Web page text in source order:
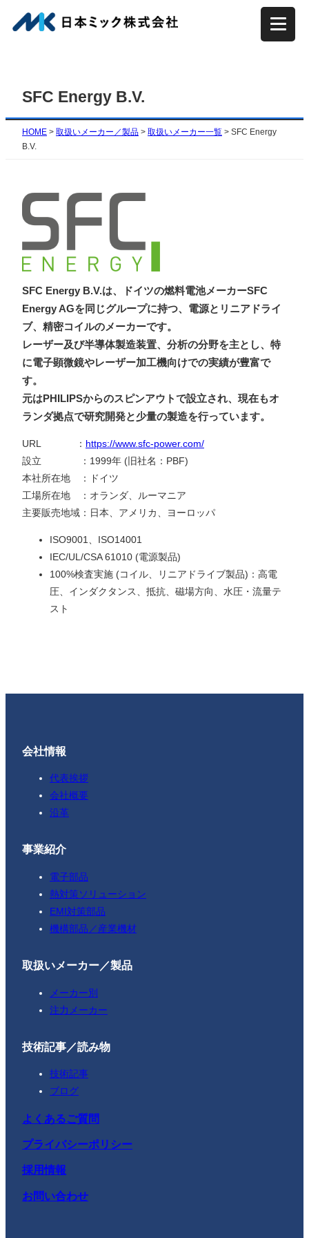
容
プ
SFC Energy B.V.
HOME > 取扱いメーカー／製品 > 取扱いメーカー一覧 > SFC Energy
B.V.
SFC Energy B.V.は、ドイツの燃料電池メーカーSFC
Energy AGを同じグループに持つ、電源とリニアドライ
ブ、精密コイルのメーカーです。
レーザー及び半導体製造装置、分析の分野を主とし、特
に電子顕微鏡やレーザー加工機向けでの実績が豊富で
す。
元はPHILIPSからのスピンアウトで設立され、現在もオ
ランダ拠点で研究開発と少量の製造を行っています。
URL ： https://www.sfc-power.com/
設立 ：1999年 (旧社名：PBF)
本社所在地 ：ドイツ
工場所在地 ：オランダ、ルーマニア
主要販売地域：日本、アメリカ、ヨーロッパ
ISO9001、ISO14001
IEC/UL/CSA 61010 (電源製品)
100%検査実施 (コイル、リニアドライブ製品)：高電
圧、インダクタンス、抵抗、磁場方向、水圧・流量テ
スト
会社情報
代表挨拶
会社概要
沿革
事業紹介
電子部品
熱対策ソリューション
EMI対策部品
機構部品／産業機材
取扱いメーカー／製品
メーカー別
注力メーカー
技術記事／読み物
技術記事
ブログ
よくあるご質問
プライバシーポリシー
採用情報
お問い合わせ